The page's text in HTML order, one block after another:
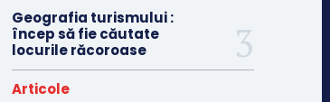
Geografia turismului :
încep să fie căutate
locurile răcoroase
Articole